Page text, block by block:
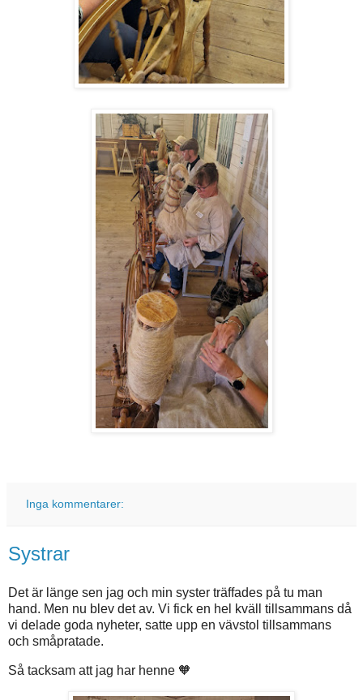
Inga kommentarer:
Systrar
Det är länge sen jag och min syster träffades på tu man
hand. Men nu blev det av. Vi fick en hel kväll tillsammans då
vi delade goda nyheter, satte upp en vävstol tillsammans
och småpratade.
Så tacksam att jag har henne 🧡